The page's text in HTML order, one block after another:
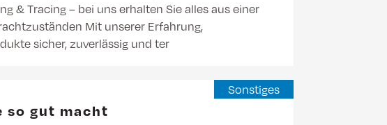
& Tracing – bei uns erhalten Sie alles aus einer
Mit unserer Erfahrung,
sicher, zuverlässig und ter
Sonstiges
so gut macht